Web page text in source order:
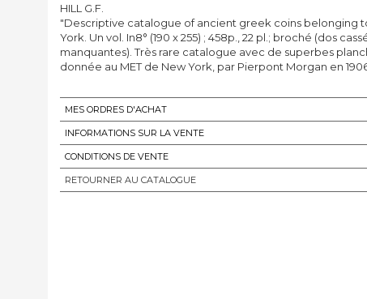
HILL G.F.
"Descriptive catalogue of ancient greek coins belonging to
York. Un vol. In8° (190 x 255) ; 458p., 22 pl.; broché (dos
manquantes). Très rare catalogue avec de superbes
donnée au MET de New York, par Pierpont Morgan en
MES ORDRES D'ACHAT
INFORMATIONS SUR LA VENTE
CONDITIONS DE VENTE
RETOURNER AU CATALOGUE